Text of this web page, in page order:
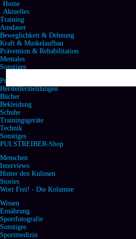
Home
Aktuelles
Training
Ausdauer
Beweglichkeit & Dehnung
Kraft & Muskelaufbau
Prävention & Rehabilitation
Mentales
Sonstiges
Produktecke & Handel
Herstellermeldungen
Bücher
Bekleidung
Schuhe
Trainingsgeräte
Technik
Sonstiges
PULSTREIBER-Shop
Menschen
Interviews
Hinter den Kulissen
Stories
Wort Frei! - Die Kolumne
Wissen
Ernährung
Sportfotografie
Sonstiges
Sportmedizin